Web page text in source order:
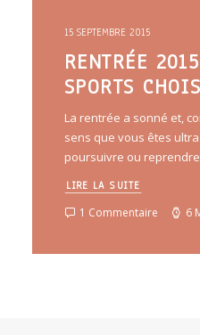
15 SEPTEMBRE 2015
RENTRÉE
SPORTS
La rentrée a sonné et,
sens que vous êtes
poursuivre ou
LIRE LA SUITE
1 Commentaire 6